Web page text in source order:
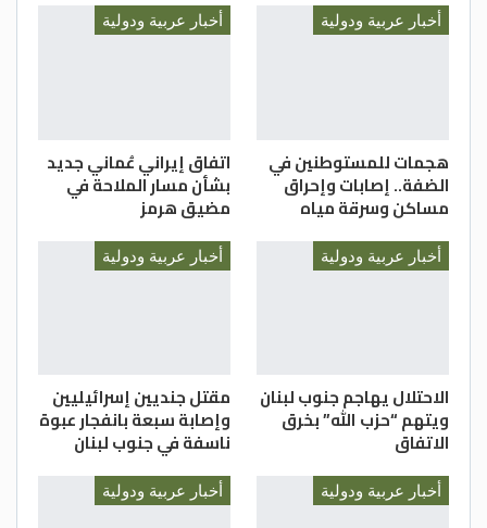
أخبار عربية ودولية
هجمات للمستوطنين في
الضفة.. إصابات وإحراق
مساكن وسرقة مياه
أخبار عربية ودولية
اتفاق إيراني عُماني جديد
بشأن مسار الملاحة في
مضيق هرمز
أخبار عربية ودولية
الاحتلال يهاجم جنوب لبنان
ويتهم “حزب الله” بخرق
الاتفاق
أخبار عربية ودولية
مقتل جنديين إسرائيليين
وإصابة سبعة بانفجار عبوة
ناسفة في جنوب لبنان
أخبار عربية ودولية أخبار عربية ودولية